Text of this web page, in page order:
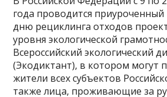
года проводится
дню рециклинга отходов
уровня экологической
Всероссийский экологический
(Экодиктант), в котором могут
жители всех субъектов
также лица, проживающие за